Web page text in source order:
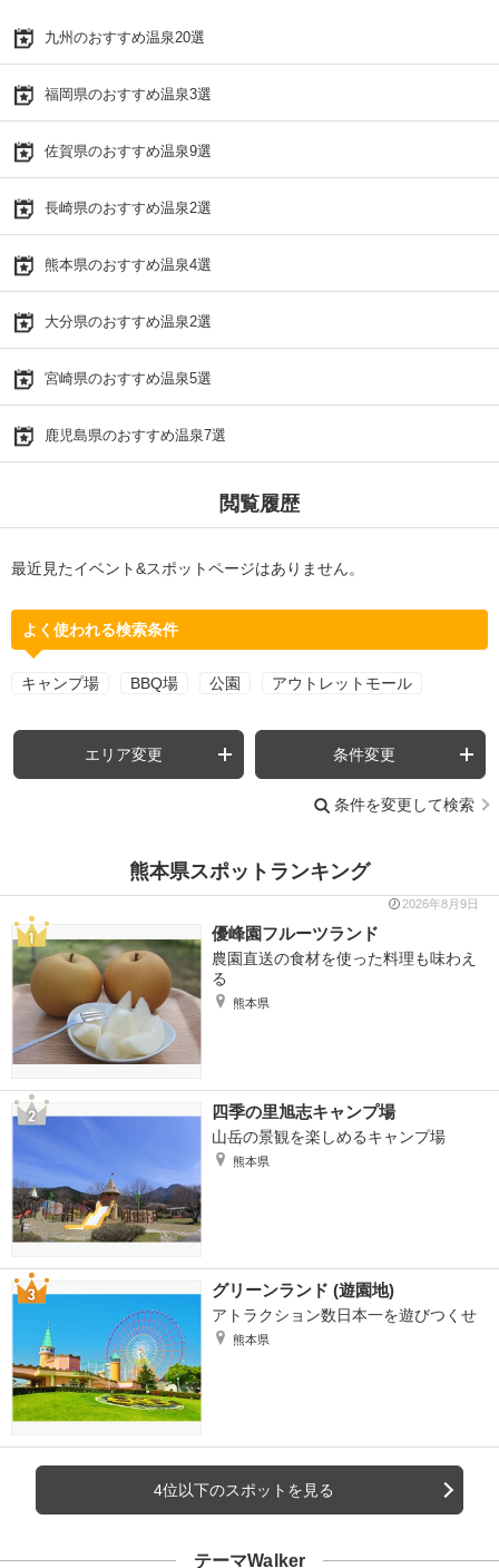
九州のおすすめ温泉20選
福岡県のおすすめ温泉3選
佐賀県のおすすめ温泉9選
長崎県のおすすめ温泉2選
熊本県のおすすめ温泉4選
大分県のおすすめ温泉2選
宮崎県のおすすめ温泉5選
鹿児島県のおすすめ温泉7選
閲覧履歴
最近見たイベント&スポットページはありません。
よく使われる検索条件
キャンプ場 BBQ場 公園 アウトレットモール
エリア変更 条件変更
条件を変更して検索
熊本県スポットランキング
2026年8月9日
優峰園フルーツランド
農園直送の食材を使った料理も味わえ
る
熊本県
四季の里旭志キャンプ場
山岳の景観を楽しめるキャンプ場
熊本県
グリーンランド (遊園地)
アトラクション数日本一を遊びつくせ
熊本県
4位以下のスポットを見る
テーマWalker